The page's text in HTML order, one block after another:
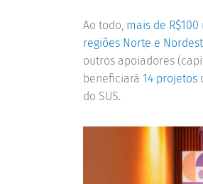
Ao todo, mais de
regiões Norte e
outros apoiadores
beneficiará 14 projetos
do SUS.